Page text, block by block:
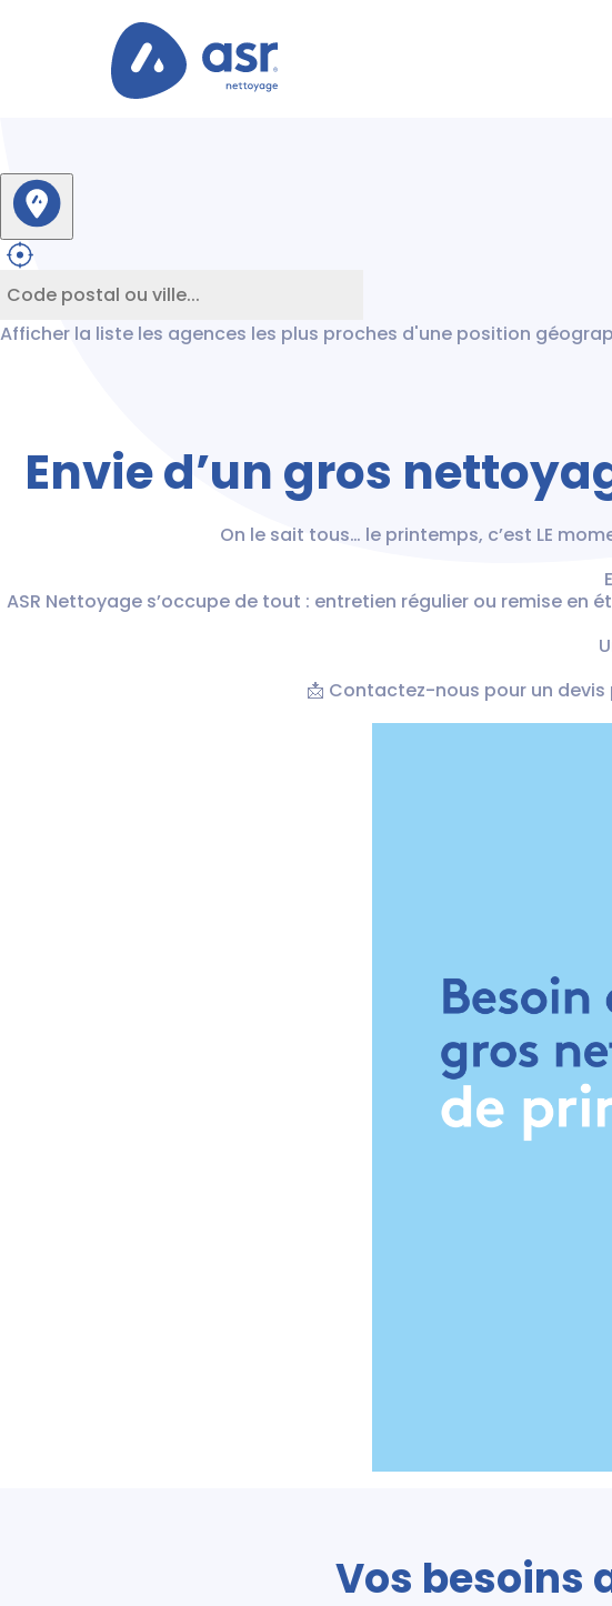
Afficher la liste les agences les plus proches d'une position
Envie d’un gros
On le sait tous… le printemps, c’est LE
ASR Nettoyage s’occupe de tout : entretien régulier ou remise
📩 Contactez-nous pour un
Vos besoins